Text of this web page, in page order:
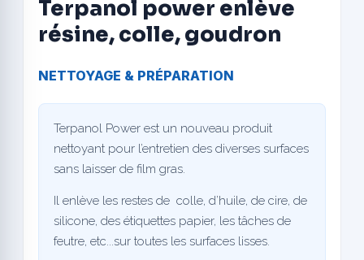
Terpanol power enlève
résine, colle, goudron
NETTOYAGE & PRÉPARATION
Terpanol Power est un nouveau produit
nettoyant pour l’entretien des diverses surfaces
sans laisser de film gras.
Il enlève les restes de colle, d’huile, de cire, de
silicone, des étiquettes papier, les tâches de
feutre, etc...sur toutes les surfaces lisses.